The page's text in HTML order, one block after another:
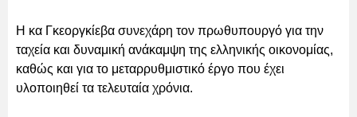
Η κα Γκεοργκίεβα συνεχάρη τον πρωθυπουργό για την
ταχεία και δυναμική ανάκαμψη της ελληνικής οικονομίας,
καθώς και για το μεταρρυθμιστικό έργο που έχει
υλοποιηθεί τα τελευταία χρόνια.